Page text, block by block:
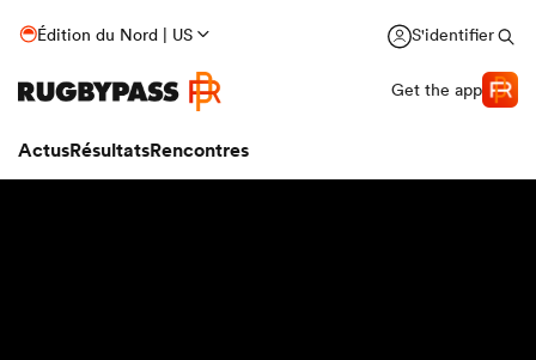
Édition du Nord | US S'identifier
Get the app
ActusRésultatsRencontres